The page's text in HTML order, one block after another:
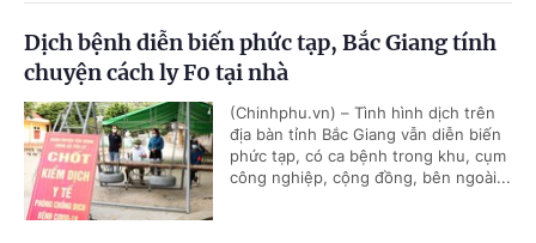
Dịch bệnh diễn biến phức tạp, Bắc Giang tính
chuyện cách ly F0 tại nhà
(Chinhphu.vn) – Tình hình dịch trên
địa bàn tỉnh Bắc Giang vẫn diễn biến
phức tạp, có ca bệnh trong khu, cụm
công nghiệp, cộng đồng, bên ngoài...